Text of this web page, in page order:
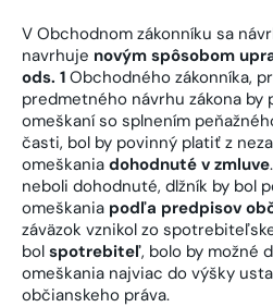
V Obchodnom zákonníku sa
navrhuje novým spôsobom
ods. 1 Obchodného zákonníka,
predmetného návrhu zákona by
omeškaní so splnením
časti, bol by povinný platiť z
omeškania dohodnuté v zmluve
neboli dohodnuté, dlžník by bol
omeškania podľa predpisov
záväzok vznikol zo
bol spotrebiteľ, bolo by možné
omeškania najviac do výšky
občianskeho práva.